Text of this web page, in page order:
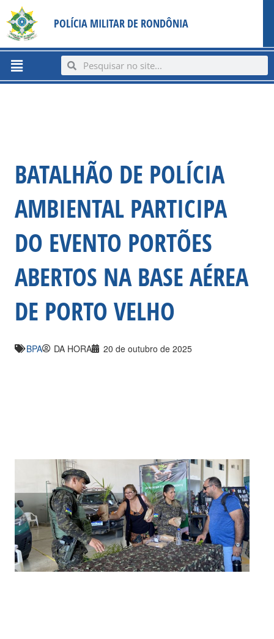
content
para
conteúdo
POLÍCIA MILITAR DE RONDÔNIA
Menu SearchSearch
BATALHÃO DE POLÍCIA
AMBIENTAL PARTICIPA
DO EVENTO PORTÕES
ABERTOS NA BASE AÉREA
DE PORTO VELHO
BPA DA HORA 20 de outubro de 2025